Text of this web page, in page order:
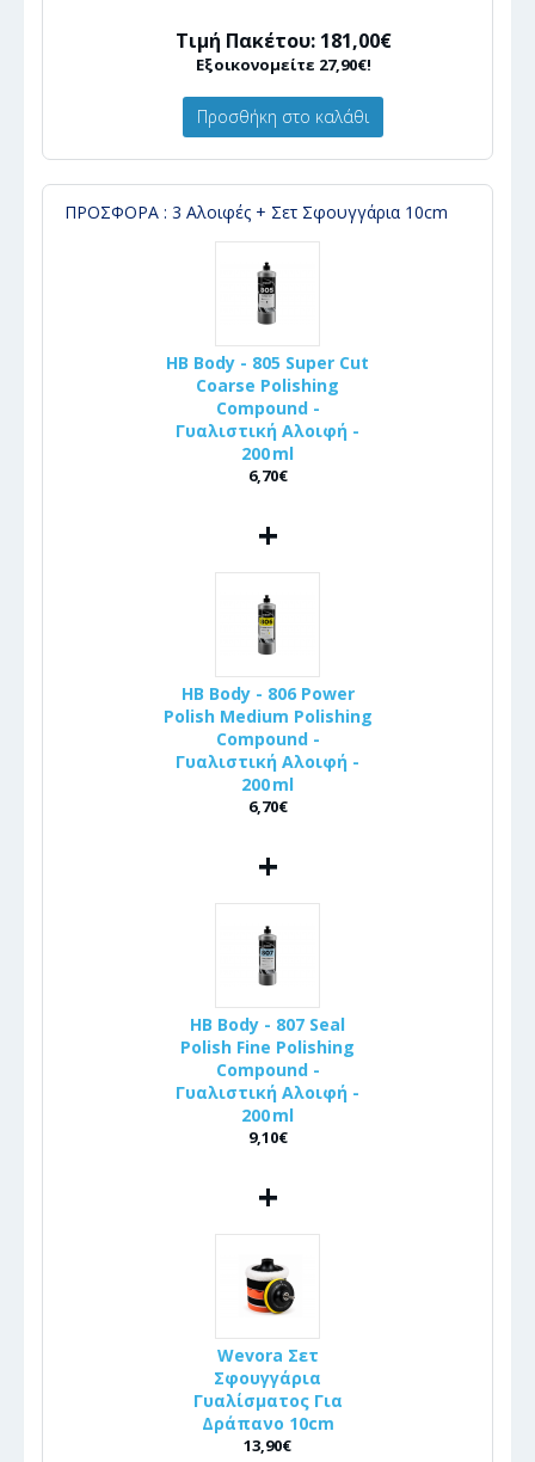
Τιμή Πακέτου: 181,00€
Εξοικονομείτε 27,90€!
Προσθήκη στο καλάθι
ΠΡΟΣΦΟΡΑ : 3 Αλοιφές + Σετ Σφουγγάρια 10cm
HB Body - 805 Super Cut
Coarse Polishing
Compound -
Γυαλιστική Αλοιφή -
200 ml
6,70€
+
HB Body - 806 Power
Polish Medium Polishing
Compound -
Γυαλιστική Αλοιφή -
200 ml
6,70€
+
HB Body - 807 Seal
Polish Fine Polishing
Compound -
Γυαλιστική Αλοιφή -
200 ml
9,10€
+
Wevora Σετ
Σφουγγάρια
Γυαλίσματος Για
Δράπανο 10cm
13,90€